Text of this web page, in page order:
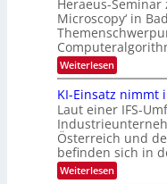
2
6
u
n
d
B
i
l
d
v
e
r
e
n
k
t
e
n
s
m
e
l
d
e
t
s
t
a
r
k
e
Heraeus-Seminar
Microscopy‘ in
Weiterlesen:
8
9
.
W
E
-
H
e
KI-Einsatz nimmt
Laut einer IFS-
Österreich und
befinden sich in
Weiterlesen: